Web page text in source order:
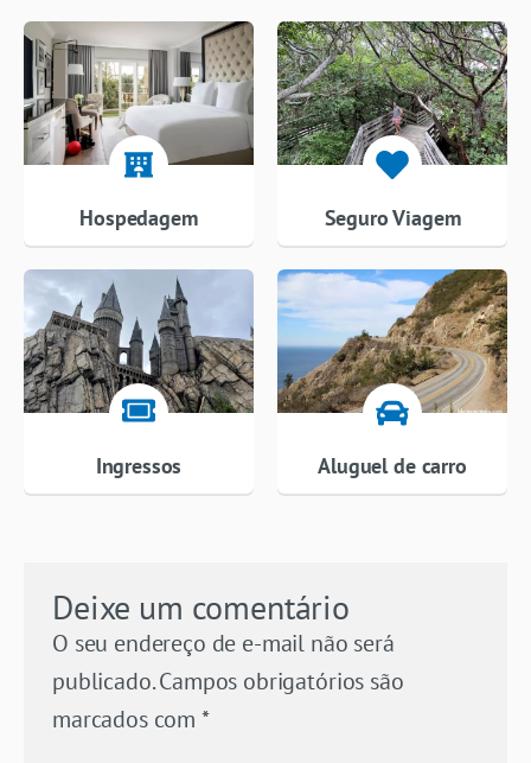
Hospedagem Seguro Viagem
Ingressos Aluguel de carro
Deixe um comentário
O seu endereço de e-mail não será
publicado. Campos obrigatórios são
marcados com *